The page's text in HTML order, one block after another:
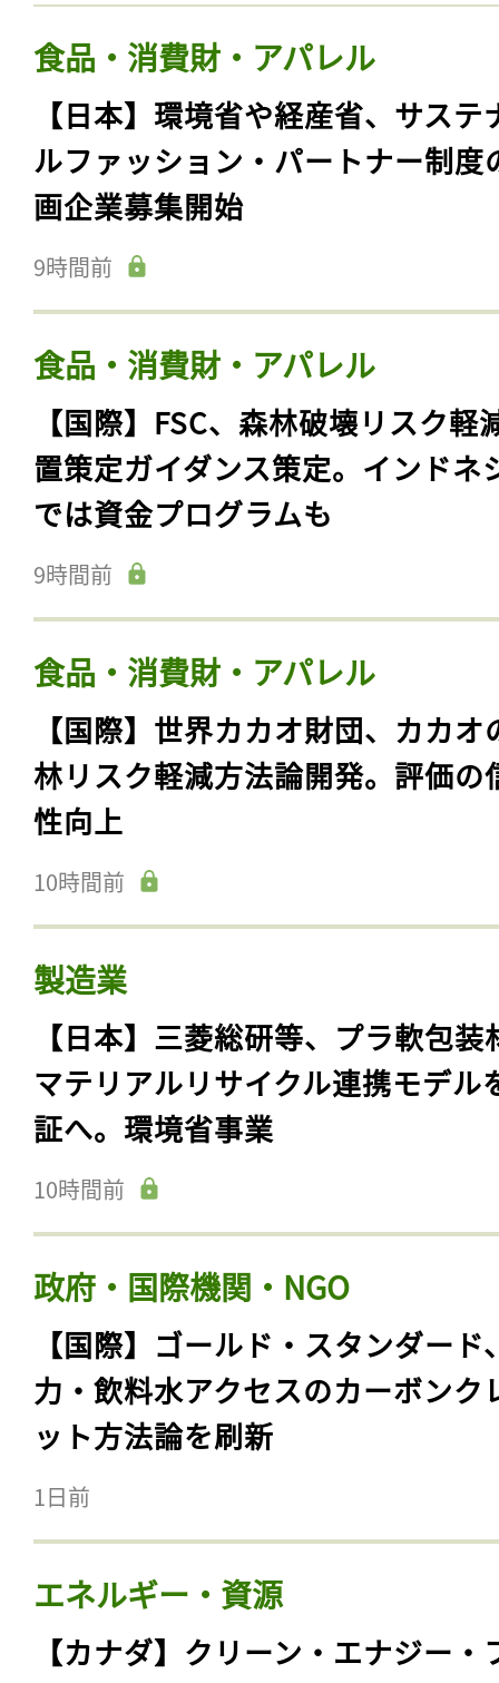
食品・消費財・アパレル
【日本】環境省や経産省、サステ
ルファッション・パートナー制度
画企業募集開始
9時間前
食品・消費財・アパレル
【国際】FSC、森林破壊リスク軽
置策定ガイダンス策定。インドネ
では資金プログラムも
9時間前
食品・消費財・アパレル
【国際】世界カカオ財団、カカオ
林リスク軽減方法論開発。評価の
性向上
10時間前
製造業
【日本】三菱総研等、プラ軟包装
マテリアルリサイクル連携モデル
証へ。環境省事業
10時間前
政府・国際機関・NGO
【国際】ゴールド・スタンダード
力・飲料水アクセスのカーボンク
ット方法論を刷新
1日前
エネルギー・資源
【カナダ】クリーン・エナジー・